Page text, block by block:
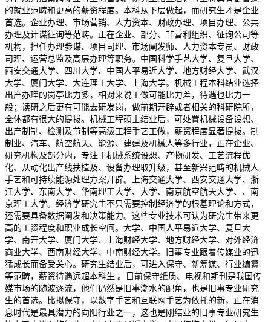
的就业范畴和更高的薪资程度。本科从下层做起，而研究生才是企业
首选。企业办理、市场营销、人力资本、财政办理、项目办理、公共
办理及计谋征询等范畴。正在企业、部分、非营利组织、征询公司等
机构，担任办理参谋、项目司理、市场阐发师、人力资本专员、财政
司理、运营总监及高层办理等职务。中国科学手艺大学、复旦大学、
西安交通大学、四川大学、中国人平易近大学、地方财经大学、武汉
大学、厦门大学、大连理工大学、上海大学。机械工程本科结业选择
出产办理的岗亭比力多，相对来说工做可能比力差，待遇也比力一
般；读研之后更有可能去研发岗，做前期开辟或者相关的科研院所，
全体都有很大的提拔。机械工程硕士结业后，可处置机械设备设想、
出产制制、检测及节制等高级工程手艺工做，薪资程度显著提拔。制
制业、汽车、航空航天、能源、建建及机械人等多行业，正在企业、
研究机构及部分内，专注于机械系统设想、产物研发、工艺流程优
化、从动化出产线扶植及、设备办理取升级，甚至新兴范畴的机械人
手艺和可持续能源处理方案开辟。上海交通大学、西安交通大学、浙
江大学、东南大学、华南理工大学、大学、南京航空航天大学、、南
京理工大学。经济学研究生不只需要控制经济学的根基理论和方式，
还需要具备数据阐发和决策能力。这些专业技术可认为研究生带来更
高的工资程度和职业成长空间。大学、中国人平易近大学、复旦大
学、南开大学、厦门大学、上海财经大学、地方财经大学、对外经济
商业大学、西南财经大学、中南财经大学。旧事专业跟着传媒业的迅
猛成长而备受关心。研究生结业后，可进入保守、新筹谋、行业编纂
等范畴，薪资待遇远超本科生 。目前保守纸质、电视和期刊是我国传
媒市场的随波逐流，他们仍然是旧事潮水的配角，也是旧事专业研究
生的首选。比拟保守，以数字手艺和互联网手艺为依托的新，正在消
息时代是最具潜力的向阳行业之一，这也是刚结业的旧事专业研究生